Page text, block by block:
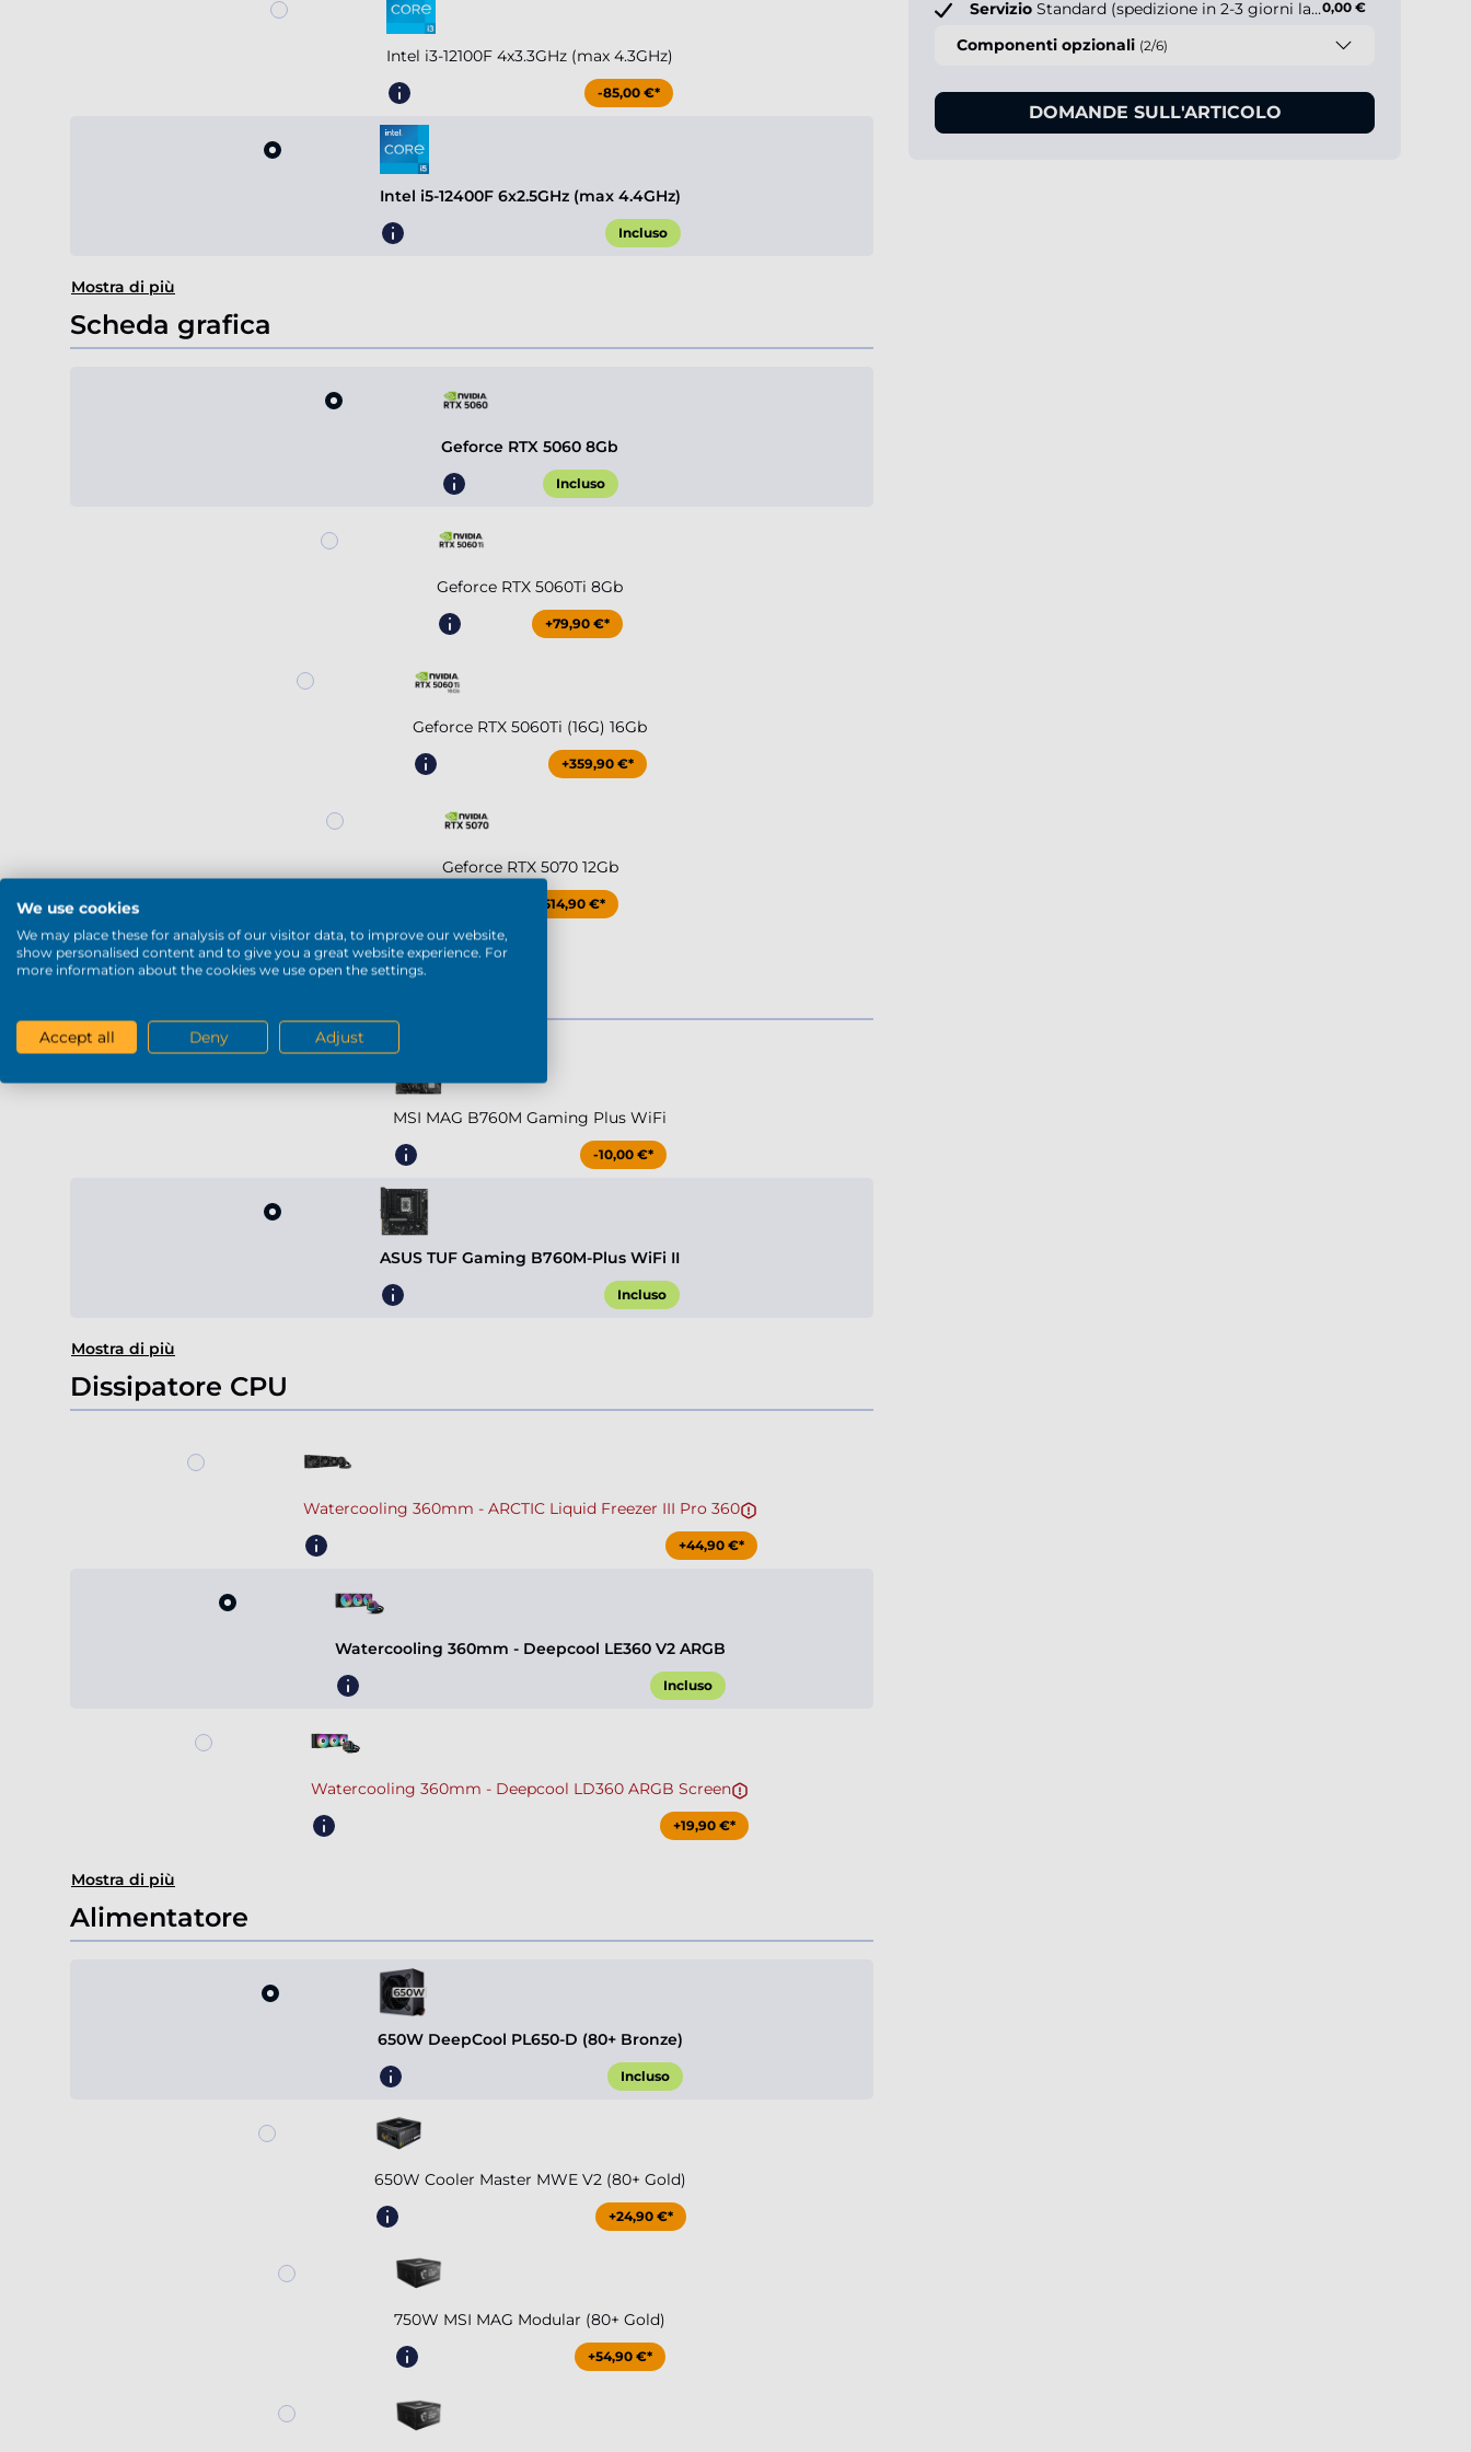
Intel i3-12100F 4x3.3GHz (max 4.3GHz)
-85,00 €*
Intel i5-12400F 6x2.5GHz (max 4.4GHz)
Incluso
Mostra di più
Scheda grafica
Geforce RTX 5060 8Gb
Incluso
Geforce RTX 5060Ti 8Gb
+79,90 €*
Geforce RTX 5060Ti (16G) 16Gb
+359,90 €*
Geforce RTX 5070 12Gb
+514,90 €*
Mostra di più
MSI MAG B760M Gaming Plus WiFi
-10,00 €*
ASUS TUF Gaming B760M-Plus WiFi II
Incluso
Mostra di più
Dissipatore CPU
Watercooling 360mm - ARCTIC Liquid Freezer III Pro 360
+44,90 €*
Watercooling 360mm - Deepcool LE360 V2 ARGB
Incluso
Watercooling 360mm - Deepcool LD360 ARGB Screen
+19,90 €*
Mostra di più
Alimentatore
650W DeepCool PL650-D (80+ Bronze)
Incluso
650W Cooler Master MWE V2 (80+ Gold)
+24,90 €*
750W MSI MAG Modular (80+ Gold)
+54,90 €*
Servizio Standard (spedizione in 2-3 giorni lavorativi)0,00 €
Componenti opzionali (2/6)
DOMANDE SULL'ARTICOLO
We use cookies
We may place these for analysis of our visitor data, to improve our website,
show personalised content and to give you a great website experience. For
more information about the cookies we use open the settings.
Accept all Deny Adjust